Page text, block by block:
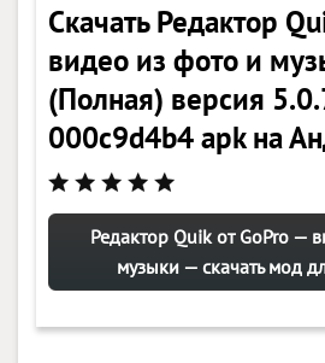
Скачать Редактор
видео из фото и
(Полная) версия
000c9d4b4 apk на
Редактор Quik от GoPro —
музыки — скачать мод